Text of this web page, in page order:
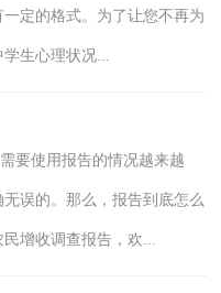
定的格式。为了让您不再为
生心理状况...
要使用报告的情况越来越
误的。那么，报告到底怎么
增收调查报告，欢...